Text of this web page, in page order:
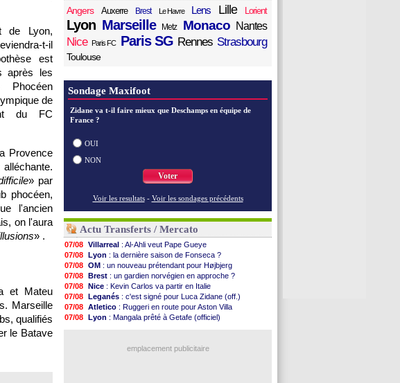
de Lyon,
t-il
est
après les
de
du FC
Provence
» par
phocéen,
l'ancien
on l'aura
» .
et Mateu
Marseille
qualifiés
le Batave
Angers
Auxerre Brest Le Havre Lens Lille Lorient
Lyon Marseille Metz Monaco Nantes
Nice Paris FC Paris SG Rennes Strasbourg
Toulouse
Sondage Maxifoot
Zidane va t-il faire mieux que Deschamps en équipe de
France ?
OUI
NON
Voter
Voir les resultats - Voir les sondages précédents
Actu Transferts / Mercato
07/08 Villarreal : Al-Ahli veut Pape Gueye
07/08 Lyon : la dernière saison de Fonseca ?
07/08 OM : un nouveau prétendant pour Højbjerg
07/08 Brest : un gardien norvégien en approche ?
07/08 Nice : Kevin Carlos va partir en Italie
07/08 Leganés : c'est signé pour Luca Zidane (off.)
07/08 Atletico : Ruggeri en route pour Aston Villa
07/08 Lyon : Mangala prêté à Getafe (officiel)
: Mastantuono prêté à la Fiorentina (off.)
emplacement publicitaire